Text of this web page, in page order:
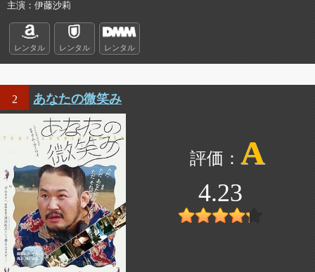
主演
伊藤沙莉
レンタル レンタル レンタル
2 あなたの微笑み
A
4.23